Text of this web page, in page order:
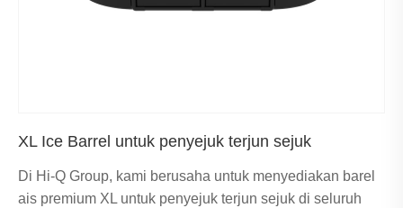
XL Ice Barrel untuk penyejuk terjun sejuk
Di Hi-Q Group, kami berusaha untuk menyediakan barel
ais premium XL untuk penyejuk terjun sejuk di seluruh